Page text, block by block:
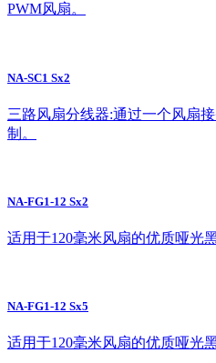
PWM风扇。
NA-SC1 Sx2
三路风扇分线器:通过一个风扇
制。
NA-FG1-12 Sx2
适用于120毫米风扇的优质哑光
NA-FG1-12 Sx5
适用于120毫米风扇的优质哑光